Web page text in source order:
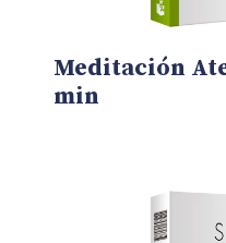
Meditación
min